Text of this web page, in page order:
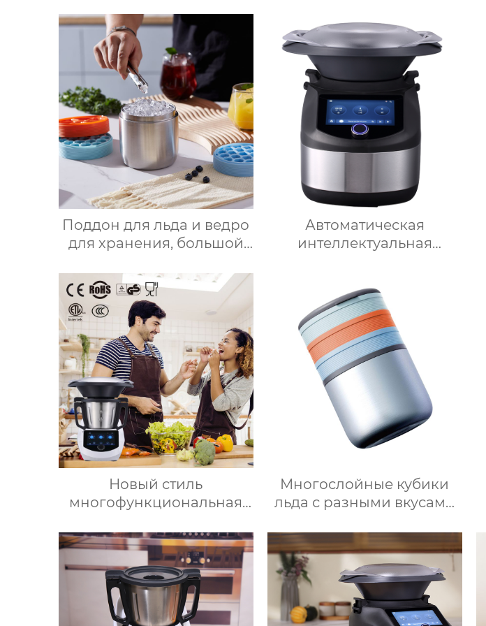
Поддон для льда и ведро
для хранения, большой
кубиков льда из
пищевого силикона с
крышкой, изготовленный
на заказ
Автоматическая
интеллектуальная
коммерческая машина
для приготовления
овощей Термомиксер
Новый стиль
многофункциональная
автоматическая машина
для приготовления пищи
3.5л robot cucina tm 6
новый термомиксер t6
Многослойные кубики
льда с разными вкусами
форма для льда и
ведерко для хранения
форма для ведерка для
льда